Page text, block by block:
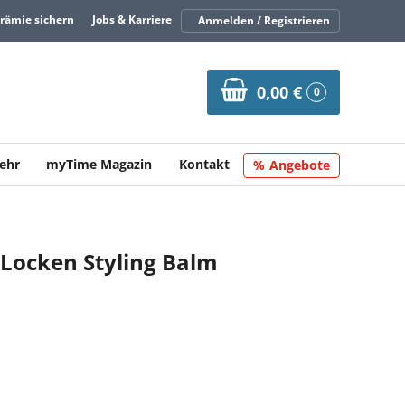
sichern Jobs & Karriere Anmelden / Registrieren
0,00 € 0
myTime Magazin Kontakt Angebote
Styling Balm